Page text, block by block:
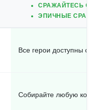
СРАЖАЙТЕСЬ
ЭПИЧНЫЕ
Все герои доступны
Собирайте любую